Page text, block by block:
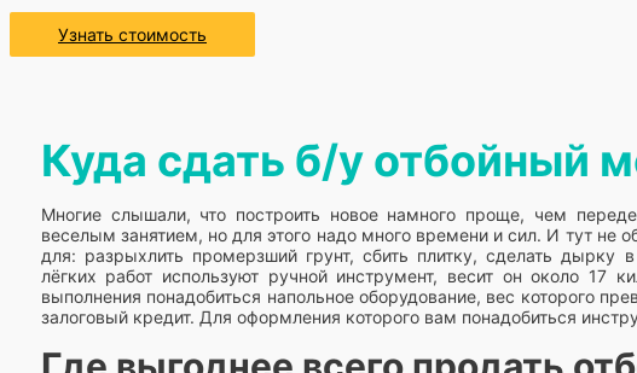
Узнать стоимость
Куда сдать б/у отбойный
Многие слышали, что построить новое намного проще, чем
веселым занятием, но для этого надо много времени и сил. И тут не
для: разрыхлить промерзший грунт, сбить плитку, сделать
лёгких работ используют ручной инструмент, весит он около
выполнения понадобиться напольное оборудование, вес которого
залоговый кредит. Для оформления которого вам понадобиться